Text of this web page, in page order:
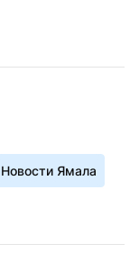
Новости Ямала